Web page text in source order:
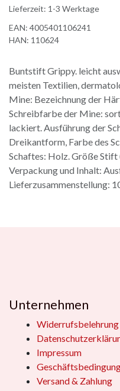
Lieferzeit: 1-3 Werktage
EAN: 4005401106241
HAN: 110624
Buntstift Grippy. leicht
meisten Textilien,
Mine: Bezeichnung der
Schreibfarbe der Mine:
lackiert. Ausführung der
Dreikantform, Farbe des
Schaftes: Holz. Größe Stift
Verpackung und Inhalt:
Lieferzusammenstellung:
Unternehmen
Widerrufsbelehrung
Impressum
Versand & Zahlung